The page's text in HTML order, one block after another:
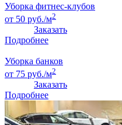
Уборка фитнес-клубов
от 50 руб./м2
Заказать
Подробнее
Уборка банков
от 75 руб./м2
Заказать
Подробнее